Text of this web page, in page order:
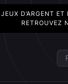
JEUX D’ARGENT
RETROUVEZ